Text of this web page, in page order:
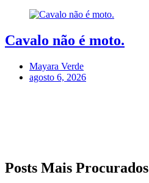
Cavalo não é moto.
Mayara Verde
agosto 6, 2026
Posts Mais Procurados